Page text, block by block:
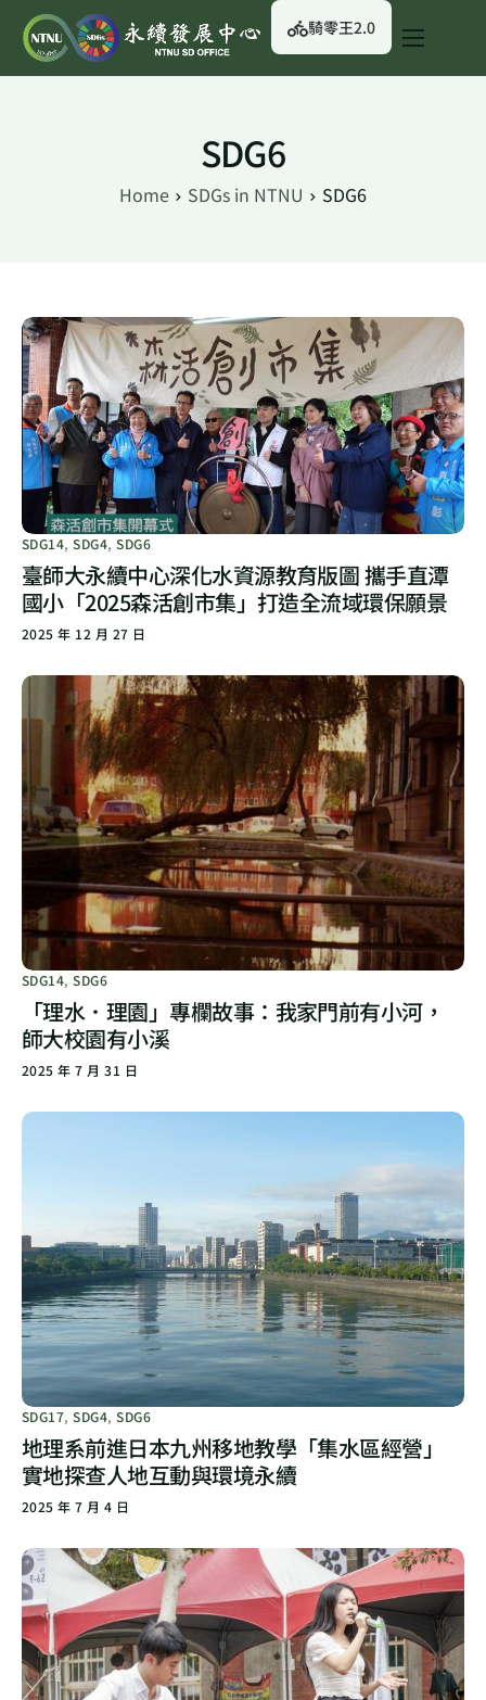
關於我們
騎零王2.0
SDG6
Home SDGs in NTNU SDG6
SDG14,SDG4,SDG6
臺師大永續中心深化水資源教育版圖 攜手直潭
國小「2025森活創市集」打造全流域環保願景
2025 年 12 月 27 日
SDG14,SDG6
「理水．理園」專欄故事：我家門前有小河，
師大校園有小溪
2025 年 7 月 31 日
SDG17,SDG4,SDG6
地理系前進日本九州移地教學「集水區經營」
實地探查人地互動與環境永續
2025 年 7 月 4 日